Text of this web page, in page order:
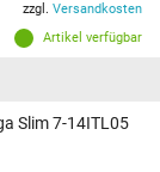
Artikel verfügbar
zzgl. Versandkosten
Slim 7-14ITL05